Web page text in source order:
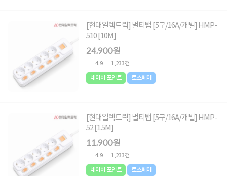
[현대일렉트릭] 멀티탭 [5구/16A/개별] HMP-
510 [10M]
24,900원
4.9 1,233건
네이버 포인트 토스페이
[현대일렉트릭] 멀티탭 [5구/16A/개별] HMP-
52 [1.5M]
11,900원
4.9 1,233건
네이버 포인트 토스페이